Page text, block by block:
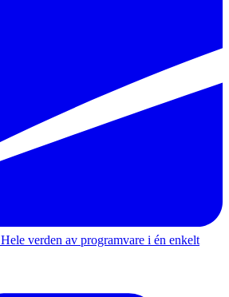
Hele verden av programvare i én enkelt